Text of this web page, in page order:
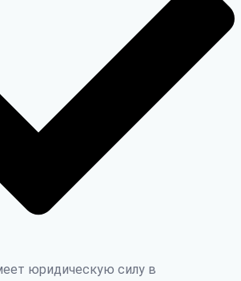
юридическую силу в